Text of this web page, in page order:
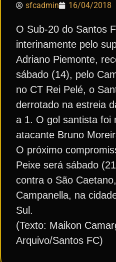
sfcadmin 16/04/2018
O Sub-20 do Santos
interinamente pelo
Adriano Piemonte,
sábado (14), pelo
no CT Rei Pelé, o
derrotado na estreia
a 1. O gol santista foi
atacante Bruno
O próximo
Peixe será sábado
contra o São
Campanella, na
Sul.
(Texto: Maikon
Arquivo/Santos FC)